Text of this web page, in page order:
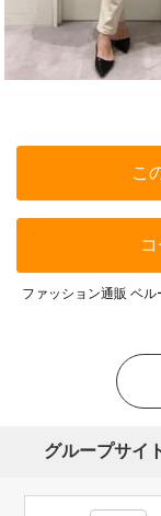
こ
ファッション通販 ベル
グループサイ